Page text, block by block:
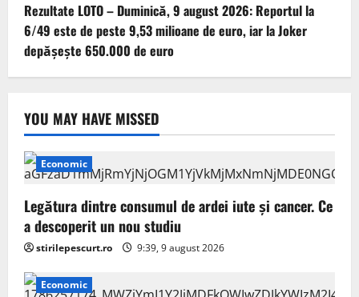
Rezultate LOTO – Duminică, 9 august 2026: Reportul la
6/49 este de peste 9,53 milioane de euro, iar la Joker
depășește 650.000 de euro
YOU MAY HAVE MISSED
Economic
Legătura dintre consumul de ardei iute și cancer. Ce
a descoperit un nou studiu
stirilepescurt.ro 9:39, 9 august 2026
Economic